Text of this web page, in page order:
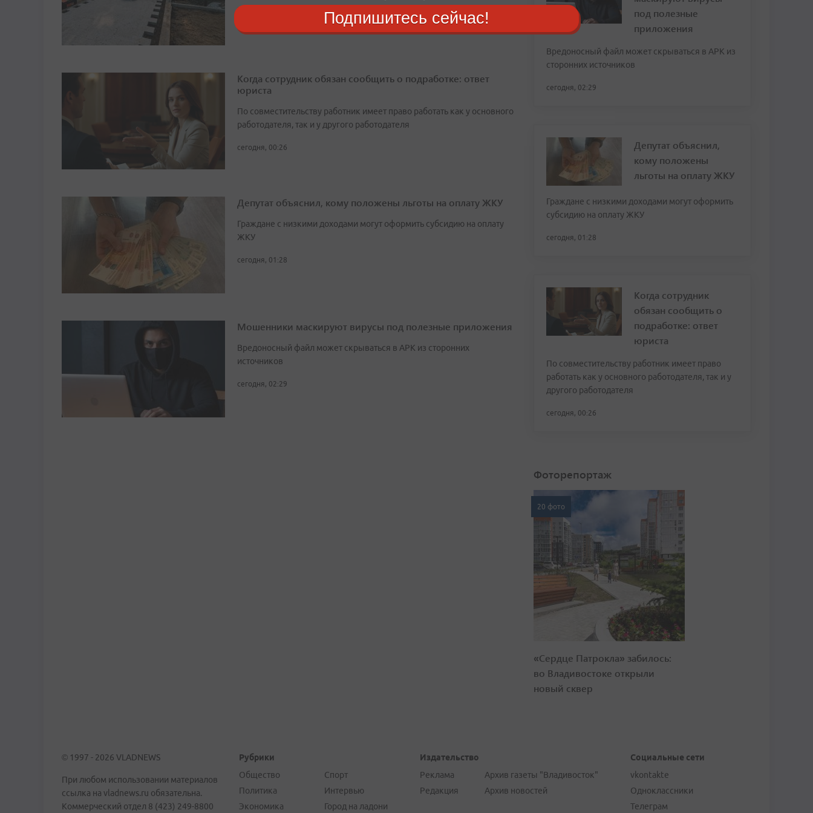
21:32, 7 августа 2026
Когда сотрудник обязан сообщить о подработке: ответ
юриста
По совместительству работник имеет право работать как у основного
работодателя, так и у другого работодателя
сегодня, 00:26
Депутат объяснил, кому положены льготы на оплату ЖКУ
Граждане с низкими доходами могут оформить субсидию на оплату
ЖКУ
сегодня, 01:28
Мошенники маскируют вирусы под полезные приложения
Вредоносный файл может скрываться в APK из сторонних
источников
сегодня, 02:29
под полезные
приложения
Вредоносный файл может скрываться в APK из
сторонних источников
сегодня, 02:29
Депутат объяснил,
кому положены
льготы на оплату ЖКУ
Граждане с низкими доходами могут оформить
субсидию на оплату ЖКУ
сегодня, 01:28
Когда сотрудник
обязан сообщить о
подработке: ответ
юриста
По совместительству работник имеет право
работать как у основного работодателя, так и у
другого работодателя
сегодня, 00:26
Фоторепортаж
20 фото
«Сердце Патрокла» забилось:
во Владивостоке открыли
новый сквер
© 1997 - 2026 VLADNEWS
При любом использовании материалов
ссылка на vladnews.ru обязательна.
Коммерческий отдел 8 (423) 249-8800
Рубрики
Общество
Политика
Экономика
Спорт
Интервью
Город на ладони
Издательство
Реклама
Редакция
Архив газеты "Владивосток"
Архив новостей
Социальные сети
vkontakte
Одноклассники
Телеграм
Подпишитесь сейчас!